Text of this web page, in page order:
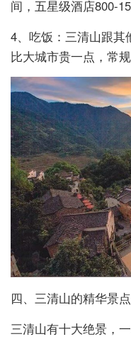
间，五星级酒店800-
4、吃饭：三清山跟其
比大城市贵一点，常
四、三清山的精华景
三清山有十大绝景，